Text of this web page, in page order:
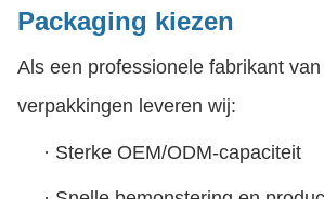
Packaging kiezen
Als een professionele fabrikant
verpakkingen leveren wij:
· Sterke OEM/ODM-capaciteit